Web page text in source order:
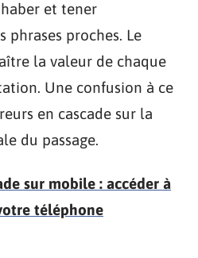
et tener
phrases proches. Le
la valeur de chaque
Une confusion à ce
en cascade sur la
du passage.
sur mobile : accéder à
téléphone